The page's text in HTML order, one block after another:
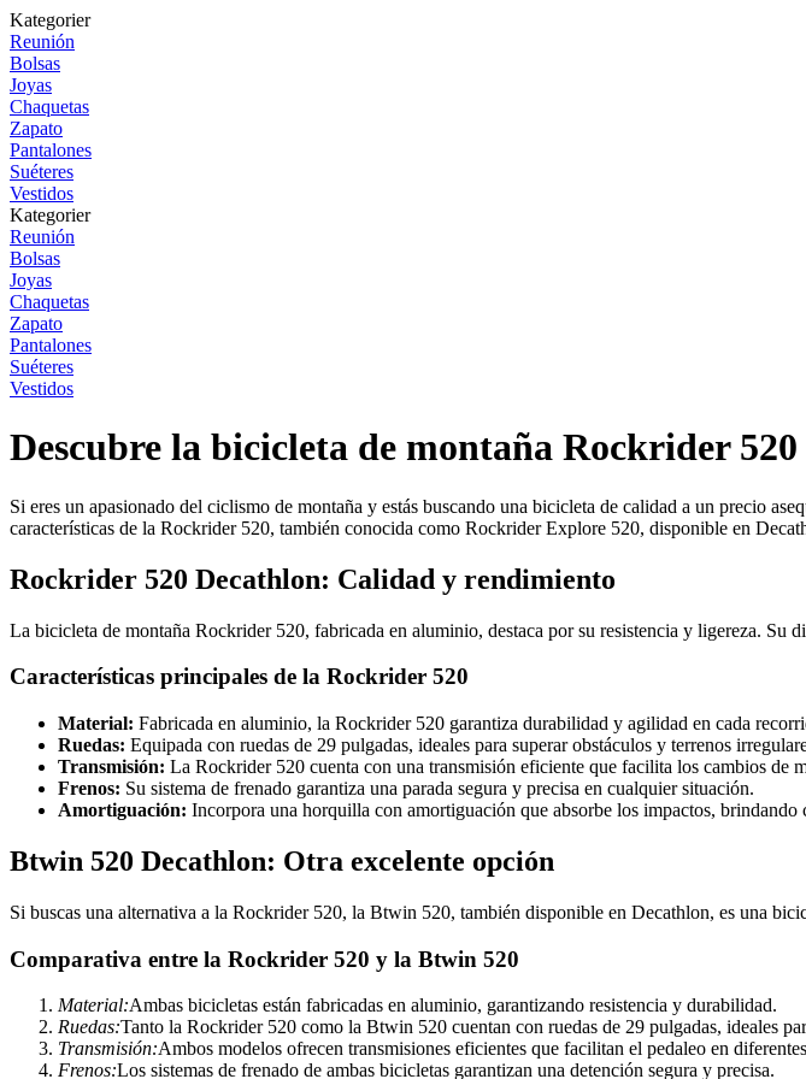
Kategorier
Reunión
Bolsas
Joyas
Chaquetas
Zapato
Pantalones
Suéteres
Vestidos
Kategorier
Reunión
Bolsas
Joyas
Chaquetas
Zapato
Pantalones
Suéteres
Vestidos
Descubre la bicicleta de montaña Rockrider 520
Si eres un apasionado del ciclismo de montaña y estás buscando una bicicleta de calidad a un precio
características de la Rockrider 520, también conocida como Rockrider Explore 520, disponible en
Rockrider 520 Decathlon: Calidad y rendimiento
La bicicleta de montaña Rockrider 520, fabricada en aluminio, destaca por su resistencia y ligereza.
Características principales de la Rockrider 520
Material: Fabricada en aluminio, la Rockrider 520 garantiza durabilidad y agilidad en cada
Ruedas: Equipada con ruedas de 29 pulgadas, ideales para superar obstáculos y terrenos
Transmisión: La Rockrider 520 cuenta con una transmisión eficiente que facilita los cambios de
Frenos: Su sistema de frenado garantiza una parada segura y precisa en cualquier situación.
Amortiguación: Incorpora una horquilla con amortiguación que absorbe los impactos, brindando
Btwin 520 Decathlon: Otra excelente opción
Si buscas una alternativa a la Rockrider 520, la Btwin 520, también disponible en Decathlon, es una
Comparativa entre la Rockrider 520 y la Btwin 520
Material:Ambas bicicletas están fabricadas en aluminio, garantizando resistencia y durabilidad.
Ruedas:Tanto la Rockrider 520 como la Btwin 520 cuentan con ruedas de 29 pulgadas, ideales
Transmisión:Ambos modelos ofrecen transmisiones eficientes que facilitan el pedaleo en
Frenos:Los sistemas de frenado de ambas bicicletas garantizan una detención segura y precisa.